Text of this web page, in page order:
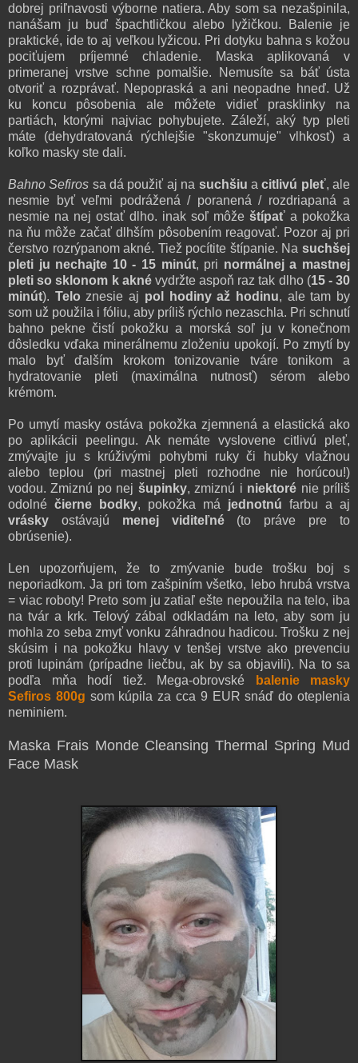
dobrej priľnavosti výborne natiera. Aby som sa nezašpinila,
nanášam ju buď špachtličkou alebo lyžičkou. Balenie je
praktické, ide to aj veľkou lyžicou. Pri dotyku bahna s kožou
pociťujem príjemné chladenie. Maska aplikovaná v
primeranej vrstve schne pomalšie. Nemusíte sa báť ústa
otvoriť a rozprávať. Nepopraská a ani neopadne hneď. Už
ku koncu pôsobenia ale môžete vidieť prasklinky na
partiách, ktorými najviac pohybujete. Záleží, aký typ pleti
máte (dehydratovaná rýchlejšie "skonzumuje" vlhkosť) a
koľko masky ste dali.
Bahno Sefiros sa dá použiť aj na suchšiu acitlivú pleť, ale
nesmie byť veľmi podrážená / poranená / rozdriapaná a
nesmie na nej ostať dlho. inak soľ môže štípať a pokožka
na ňu môže začať dlhším pôsobením reagovať. Pozor aj pri
čerstvo rozrýpanom akné. Tiež pocítite štípanie. Na suchšej
pleti ju nechajte 10 - 15 minút, pri normálnej a mastnej
pleti so sklonom k aknévydržte aspoň raz tak dlho (15 - 30
minút). Telo znesie aj pol hodiny až hodinu, ale tam by
som už použila i fóliu, aby príliš rýchlo nezaschla. Pri schnutí
bahno pekne čistí pokožku a morská soľ ju v konečnom
dôsledku vďaka minerálnemu zloženiu upokojí. Po zmytí by
malo byť ďalším krokom tonizovanie tváre tonikom a
hydratovanie pleti (maximálna nutnosť) sérom alebo
krémom.
Po umytí masky ostáva pokožka zjemnená a elastická ako
po aplikácii peelingu. Ak nemáte vyslovene citlivú pleť,
zmývajte ju s krúživými pohybmi ruky či hubky vlažnou
alebo teplou (pri mastnej pleti rozhodne nie horúcou!)
vodou. Zmiznú po nej šupinky, zmiznú i niektoré nie príliš
odolné čierne bodky, pokožka má jednotnú farbu a aj
vrásky ostávajú menej viditeľné(to práve pre to
obrúsenie).
Len upozorňujem, že to zmývanie bude trošku boj s
neporiadkom. Ja pri tom zašpiním všetko, lebo hrubá vrstva
= viac roboty! Preto som ju zatiaľ ešte nepoužila na telo, iba
na tvár a krk. Telový zábal odkladám na leto, aby som ju
mohla zo seba zmyť vonku záhradnou hadicou. Trošku z nej
skúsim i na pokožku hlavy v tenšej vrstve ako prevenciu
proti lupinám (prípadne liečbu, ak by sa objavili). Na to sa
podľa mňa hodí tiež. Mega-obrovské
balenie masky
Sefiros 800g som kúpila za cca 9 EUR snáď do oteplenia
neminiem.
Maska Frais Monde Cleansing Thermal Spring Mud
Face Mask